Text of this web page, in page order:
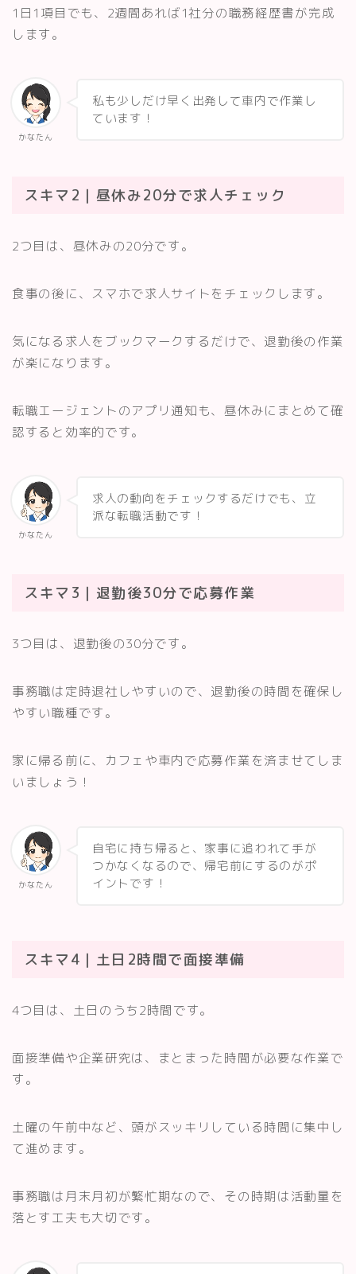
1日1項目でも、2週間あれば1社分の職務経歴書が完成
します。
かなたん
私も少しだけ早く出発して車内で作業し
ています！
スキマ2｜昼休み20分で求人チェック
2つ目は、昼休みの20分です。
食事の後に、スマホで求人サイトをチェックします。
気になる求人をブックマークするだけで、退勤後の作業
が楽になります。
転職エージェントのアプリ通知も、昼休みにまとめて確
認すると効率的です。
かなたん
求人の動向をチェックするだけでも、立
派な転職活動です！
スキマ3｜退勤後30分で応募作業
3つ目は、退勤後の30分です。
事務職は定時退社しやすいので、退勤後の時間を確保し
やすい職種です。
家に帰る前に、カフェや車内で応募作業を済ませてしま
いましょう！
かなたん
自宅に持ち帰ると、家事に追われて手が
つかなくなるので、帰宅前にするのがポ
イントです！
スキマ4｜土日2時間で面接準備
4つ目は、土日のうち2時間です。
面接準備や企業研究は、まとまった時間が必要な作業で
す。
土曜の午前中など、頭がスッキリしている時間に集中し
て進めます。
事務職は月末月初が繁忙期なので、その時期は活動量を
落とす工夫も大切です。